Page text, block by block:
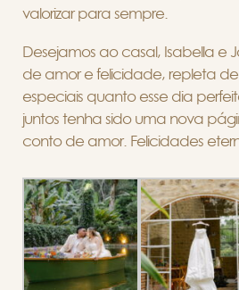
valorizar para sempre.
Desejamos ao casal, Isabella e
de amor e felicidade, repleta
especiais quanto esse dia
juntos tenha sido uma nova
conto de amor. Felicidades